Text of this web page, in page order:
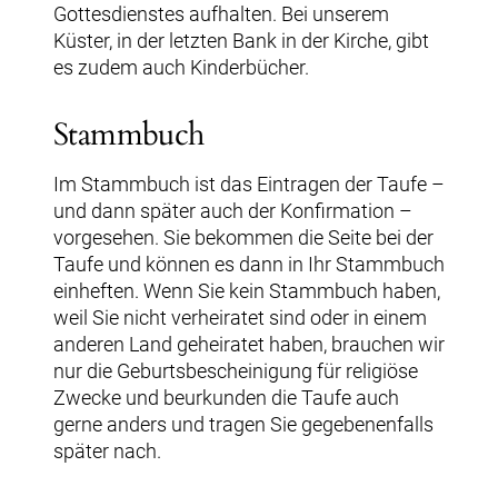
Gottesdienstes aufhalten. Bei unserem
Küster, in der letzten Bank in der Kirche, gibt
es zudem auch Kinderbücher.
Stammbuch
Im Stammbuch ist das Eintragen der Taufe –
und dann später auch der Konfirmation –
vorgesehen. Sie bekommen die Seite bei der
Taufe und können es dann in Ihr Stammbuch
einheften. Wenn Sie kein Stammbuch haben,
weil Sie nicht verheiratet sind oder in einem
anderen Land geheiratet haben, brauchen wir
nur die Geburtsbescheinigung für religiöse
Zwecke und beurkunden die Taufe auch
gerne anders und tragen Sie gegebenenfalls
später nach.